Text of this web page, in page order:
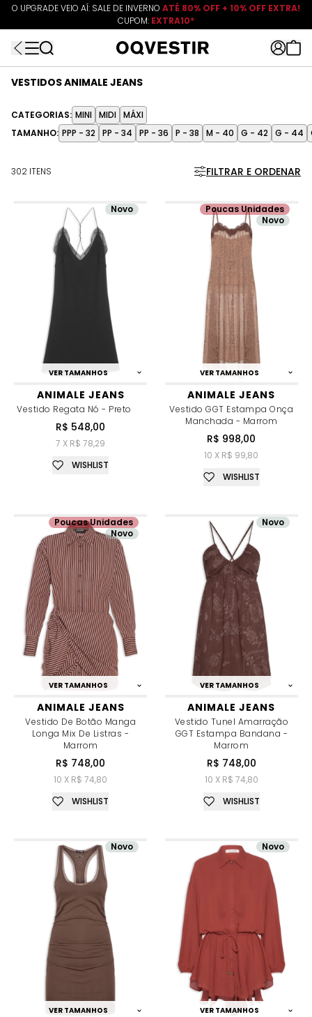
O UPGRADE VEIO AÍ: SALE DE INVERNO ATÉ 80% OFF + 10% OFF EXTRA!
CUPOM: EXTRA10*
FRETEAPP
R$499*
VESTIDOS ANIMALE JEANS
CATEGORIAS: MINI MIDI MÁXI
TAMANHO: PPP - 32 PP - 34 PP - 36 P - 38 M - 40 G - 42 G - 44
302 ITENS FILTRAR E ORDENAR
VER TAMANHOS
ANIMALE JEANS
Vestido Regata Nó - Preto
R$ 548,00
7 X R$ 78,29
Novo
WISHLIST
VER TAMANHOS
ANIMALE JEANS
Vestido GGT Estampa Onça
Manchada - Marrom
R$ 998,00
10 X R$ 99,80
Poucas Unidades
Novo
WISHLIST
VER TAMANHOS
ANIMALE JEANS
Vestido De Botão Manga
Longa Mix De Listras -
Marrom
R$ 748,00
10 X R$ 74,80
Poucas Unidades
Novo
WISHLIST
VER TAMANHOS
ANIMALE JEANS
Vestido Tunel Amarração
GGT Estampa Bandana -
Marrom
R$ 748,00
10 X R$ 74,80
Novo
WISHLIST
VER TAMANHOS
Novo
VER TAMANHOS
Novo